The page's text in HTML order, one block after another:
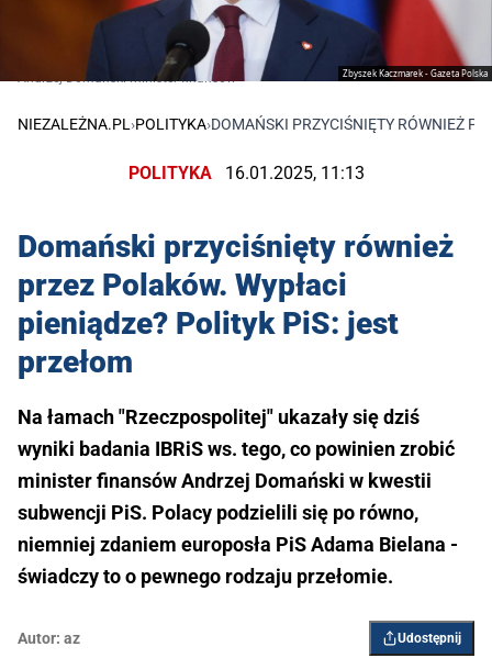
Zbyszek Kaczmarek - Gazeta Polska
Andrzej Domański minister finansów
NIEZALEŻNA.PL ›POLITYKA›DOMAŃSKI PRZYCIŚNIĘTY RÓWNIEŻ
POLITYKA 16.01.2025, 11:13
Domański przyciśnięty również
przez Polaków. Wypłaci
pieniądze? Polityk PiS: jest
przełom
Na łamach "Rzeczpospolitej" ukazały się dziś
wyniki badania IBRiS ws. tego, co powinien zrobić
minister finansów Andrzej Domański w kwestii
subwencji PiS. Polacy podzielili się po równo,
niemniej zdaniem europosła PiS Adama Bielana -
świadczy to o pewnego rodzaju przełomie.
Autor: az Udostępnij